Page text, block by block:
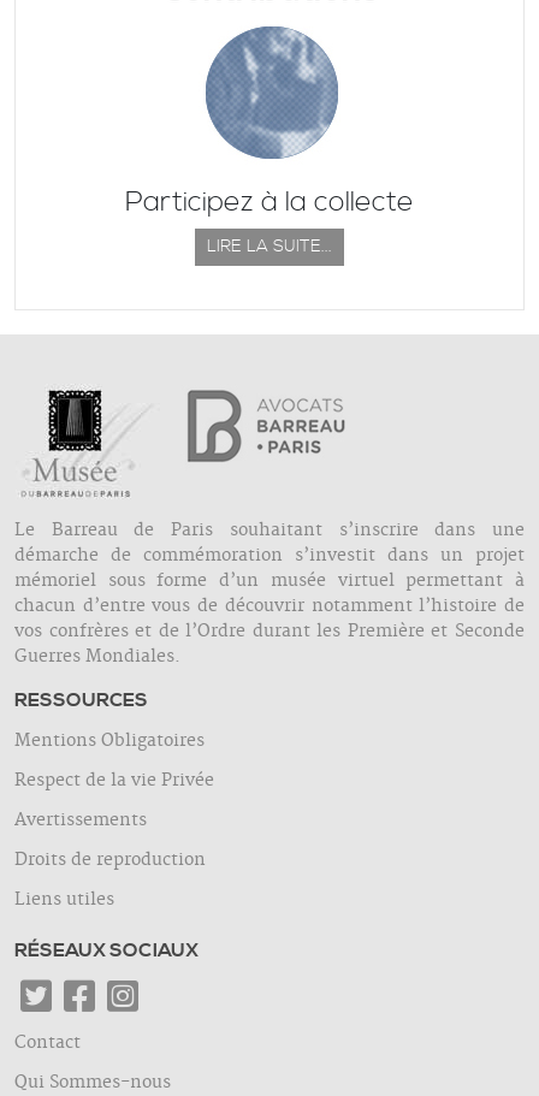
Participez à la collecte
LIRE LA SUITE...
Le Barreau de Paris souhaitant s’inscrire dans une
démarche de commémoration s’investit dans un projet
mémoriel sous forme d’un musée virtuel permettant à
chacun d’entre vous de découvrir notamment l’histoire de
vos confrères et de l’Ordre durant les Première et Seconde
Guerres Mondiales.
RESSOURCES
Mentions Obligatoires
Respect de la vie Privée
Avertissements
Droits de reproduction
Liens utiles
RÉSEAUX SOCIAUX
Contact
Qui Sommes-nous